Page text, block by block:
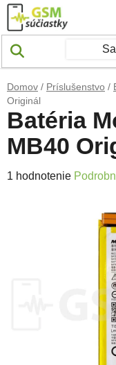
Prejsť na obsah
Domov / Príslušenstvo /
Originál
Batéria
MB40
Priemerné
1 hodnotenie